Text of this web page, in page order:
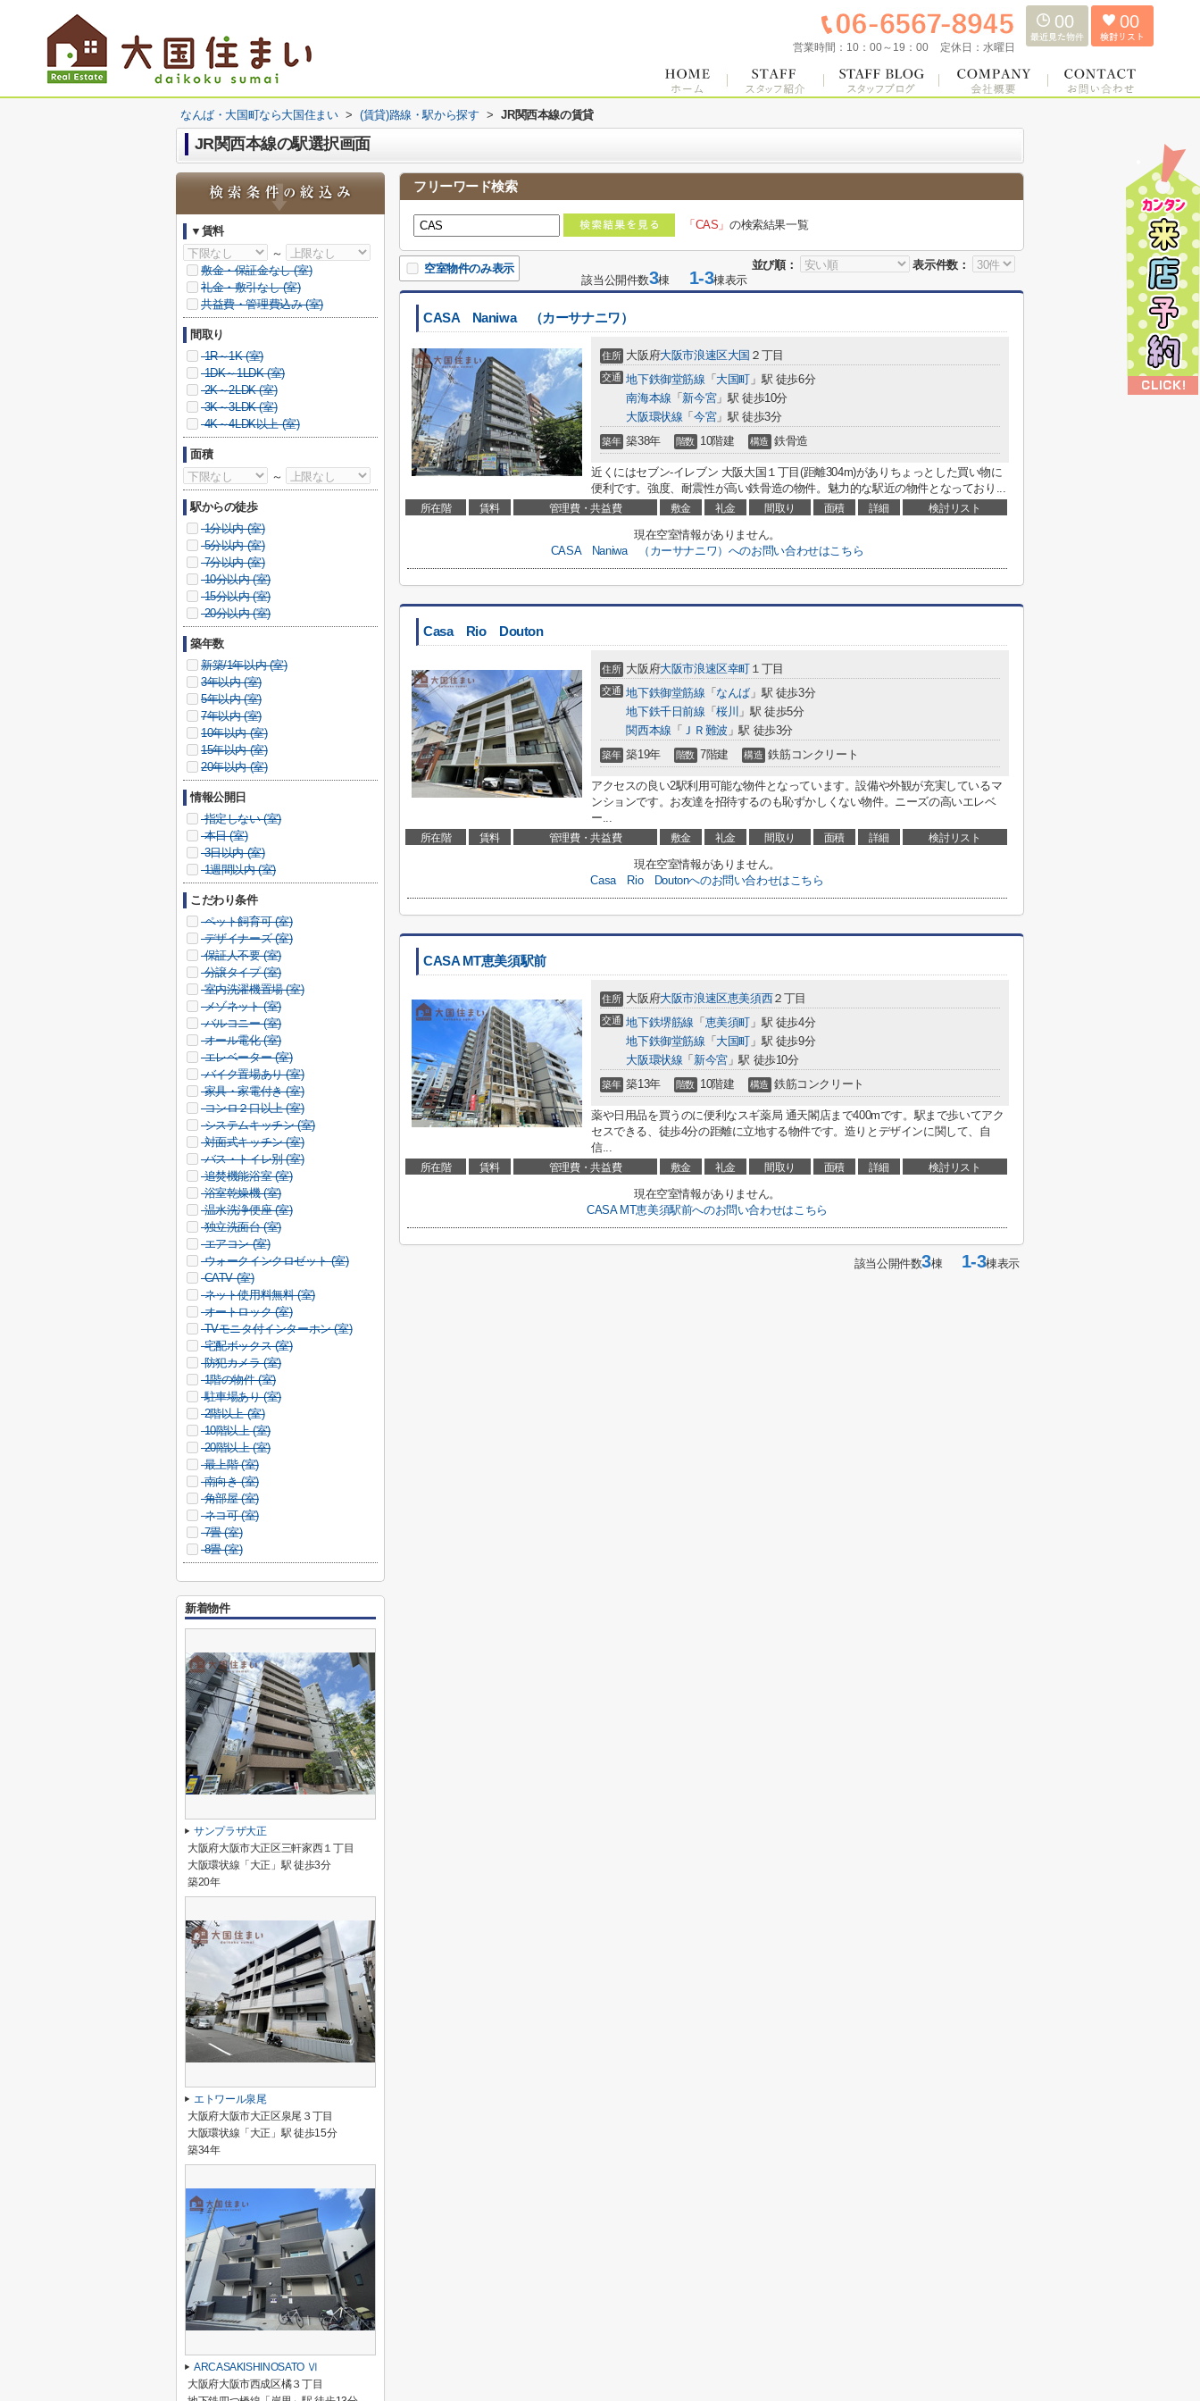
営業時間： 10：00～19：00 定休日： 水曜日
00 00
なんば・大国町なら大国住まい > (賃貸)路線・駅から探す > JR関西本線の賃貸
JR関西本線の駅選択画面
フリーワード検索
「CAS」の検索結果一覧
並び順： 表示件数：
空室物件のみ表示
該当公開件数3棟 1-3棟表示
CASA Naniwa （カーサナニワ）
住所 大阪府大阪市浪速区大国 ２丁目
交通 地下鉄御堂筋線 「 大国町 」駅 徒歩6分
南海本線 「 新今宮」駅 徒歩10分
大阪環状線 「 今宮」駅 徒歩3分
築年 築38年 階数 10階建 構造 鉄骨造
近くにはセブン‐イレブン 大阪大国１丁目(距離304m)がありちょっとした買い物に
便利です。強度、耐震性が高い鉄骨造の物件。魅力的な駅近の物件となっており...
所在階 賃料 管理費・共益費 敷金 礼金 間取り 面積 詳細 検討リスト
現在空室情報がありません。
CASA Naniwa （カーサナニワ）へのお問い合わせはこちら
Casa Rio Douton
住所 大阪府大阪市浪速区幸町 １丁目
交通 地下鉄御堂筋線 「 なんば 」駅 徒歩3分
地下鉄千日前線 「桜川 」駅 徒歩5分
関西本線 「 ＪＲ難波 」駅 徒歩3分
築年 築19年 階数 7階建 構造 鉄筋コンクリート
アクセスの良い2駅利用可能な物件となっています。設備や外観が充実しているマ
ンションです。お友達を招待するのも恥ずかしくない物件。ニーズの高いエレベ
ー...
所在階 賃料 管理費・共益費 敷金 礼金 間取り 面積 詳細 検討リスト
現在空室情報がありません。
Casa Rio Doutonへのお問い合わせはこちら
CASA MT恵美須駅前
住所 大阪府大阪市浪速区恵美須西２丁目
交通 地下鉄堺筋線 「 恵美須町 」駅 徒歩4分
地下鉄御堂筋線 「 大国町 」駅 徒歩9分
大阪環状線 「 新今宮」駅 徒歩10分
築年 築13年 階数 10階建 構造 鉄筋コンクリート
薬や日用品を買うのに便利なスギ薬局 通天閣店まで400mです。駅まで歩いてアク
セスできる、徒歩4分の距離に立地する物件です。造りとデザインに関して、自
信...
所在階 賃料 管理費・共益費 敷金 礼金 間取り 面積 詳細 検討リスト
現在空室情報がありません。
CASA MT恵美須駅前へのお問い合わせはこちら
該当公開件数3棟 1-3棟表示
▼賃料
～
敷金・保証金なし (室)
礼金・敷引なし (室)
共益費・管理費込み (室)
間取り
1R～1K (室)
1DK～1LDK (室)
2K～2LDK (室)
3K～3LDK (室)
4K～4LDK以上 (室)
面積
～
駅からの徒歩
1分以内 (室)
5分以内 (室)
7分以内 (室)
10分以内 (室)
15分以内 (室)
20分以内 (室)
築年数
新築/1年以内 (室)
3年以内 (室)
5年以内 (室)
7年以内 (室)
10年以内 (室)
15年以内 (室)
20年以内 (室)
情報公開日
指定しない (室)
本日 (室)
3日以内 (室)
1週間以内 (室)
こだわり条件
ペット飼育可 (室)
デザイナーズ (室)
保証人不要 (室)
分譲タイプ (室)
室内洗濯機置場 (室)
メゾネット (室)
バルコニー (室)
オール電化 (室)
エレベーター (室)
バイク置場あり (室)
家具・家電付き (室)
コンロ２口以上 (室)
システムキッチン (室)
対面式キッチン (室)
バス・トイレ別 (室)
追焚機能浴室 (室)
浴室乾燥機 (室)
温水洗浄便座 (室)
独立洗面台 (室)
エアコン (室)
ウォークインクロゼット (室)
CATV (室)
ネット使用料無料 (室)
オートロック (室)
TVモニタ付インターホン (室)
宅配ボックス (室)
防犯カメラ (室)
1階の物件 (室)
駐車場あり (室)
2階以上 (室)
10階以上 (室)
20階以上 (室)
最上階 (室)
南向き (室)
角部屋 (室)
ネコ可 (室)
7畳 (室)
8畳 (室)
新着物件
サンプラザ大正
大阪府大阪市大正区三軒家西１丁目
大阪環状線「大正」駅 徒歩3分
築20年
エトワール泉尾
大阪府大阪市大正区泉尾３丁目
大阪環状線「大正」駅 徒歩15分
築34年
ARCASAKISHINOSATO Ⅵ
大阪府大阪市西成区橘３丁目